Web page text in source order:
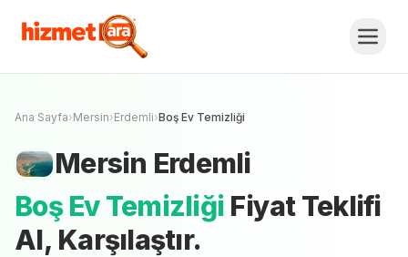
Boş Ev Temizliği
Teklifi Al, Karşılaştır.
İLK HİZMETVEREN OL
Ana Sayfa›Mersin›Erdemli›Boş Ev Temizliği
Mersin Erdemli
Boş Ev Temizliği Fiyat Teklifi
Al, Karşılaştır.